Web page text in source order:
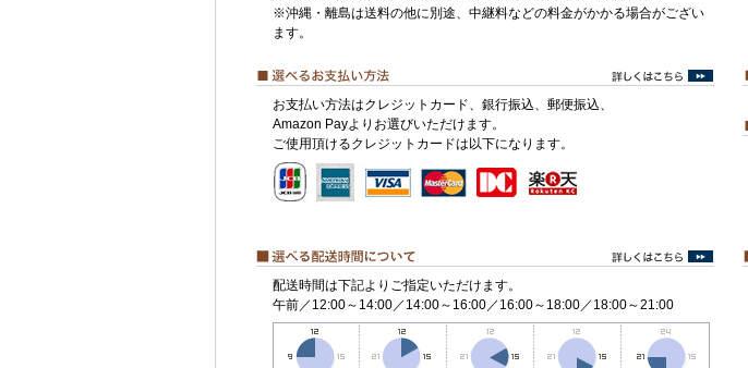
※沖縄・離島は送料の他に別途、中継料などの料金がかかる場合がござい
ます。
お支払い方法はクレジットカード、銀行振込、郵便振込、
Amazon Payよりお選びいただけます。
ご使用頂けるクレジットカードは以下になります。
配送時間は下記よりご指定いただけます。
午前／12:00～14:00／14:00～16:00／16:00～18:00／18:00～21:00